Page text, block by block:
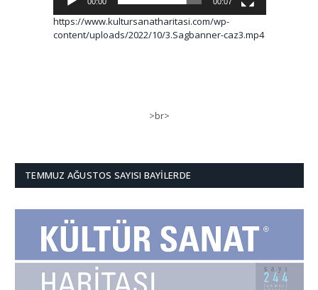
https://www.kultursanatharitasi.com/wp-
content/uploads/2022/10/3.Sagbanner-caz3.mp4
>br>
TEMMUZ AĞUSTOS SAYISI BAYILERDE